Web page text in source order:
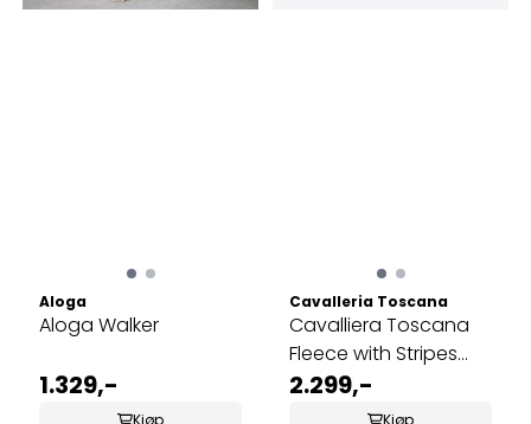
Aloga
Aloga Walker
1.329,-
Kjøp
Cavalleria Toscana
Cavalliera Toscana
Fleece with Stripes
Rug
2.299,-
Kjøp